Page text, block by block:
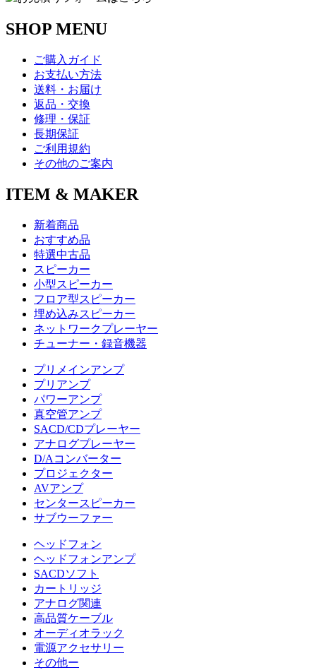
SHOP MENU
ご購入ガイド
お支払い方法
送料・お届け
返品・交換
修理・保証
長期保証
ご利用規約
その他のご案内
ITEM & MAKER
新着商品
おすすめ品
特選中古品
スピーカー
小型スピーカー
フロア型スピーカー
埋め込みスピーカー
ネットワークプレーヤー
チューナー・録音機器
プリメインアンプ
プリアンプ
パワーアンプ
真空管アンプ
SACD/CDプレーヤー
アナログプレーヤー
D/Aコンバーター
プロジェクター
AVアンプ
センタースピーカー
サブウーファー
ヘッドフォン
ヘッドフォンアンプ
SACDソフト
カートリッジ
アナログ関連
高品質ケーブル
オーディオラック
電源アクセサリー
その他ー